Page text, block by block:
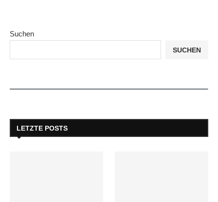
Suchen
SUCHEN
LETZTE POSTS